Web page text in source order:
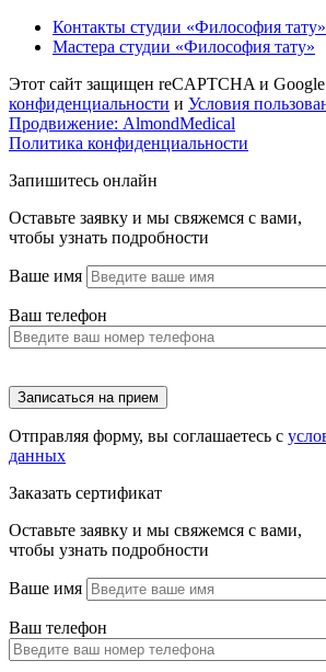
Контакты студии «Философия тату»
Мастера студии «Философия тату»
Этот сайт защищен reCAPTCHA и Google
конфиденциальности и Условия
Продвижение: AlmondMedical
Политика конфиденциальности
Запишитесь онлайн
Оставьте заявку и мы свяжемся с вами,
чтобы узнать подробности
Ваше имя
Ваш телефон
Отправляя форму, вы соглашаетесь с
данных
Заказать сертификат
Оставьте заявку и мы свяжемся с вами,
чтобы узнать подробности
Ваше имя
Ваш телефон